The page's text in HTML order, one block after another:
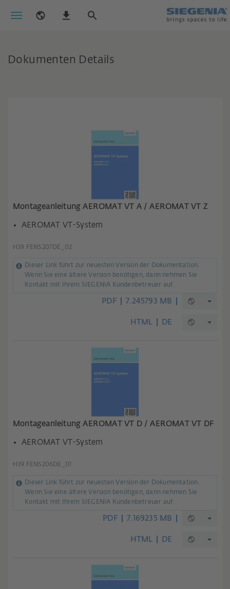
Dokumenten Details
Montageanleitung AEROMAT VT A / AEROMAT VT Z
AEROMAT VT-System
H39.FENS207DE_02
Dieser Link führt zur neuesten Version der Dokumentation.
Wenn Sie eine ältere Version benötigen, dann nehmen Sie
Kontakt mit Ihrem SIEGENIA Kundenbetreuer auf.
PDF 7.245793 MB
HTML DE
Montageanleitung AEROMAT VT D / AEROMAT VT DF
AEROMAT VT-System
H39.FENS206DE_01
Dieser Link führt zur neuesten Version der Dokumentation.
Wenn Sie eine ältere Version benötigen, dann nehmen Sie
Kontakt mit Ihrem SIEGENIA Kundenbetreuer auf.
PDF 7.169235 MB
HTML DE